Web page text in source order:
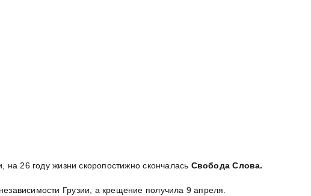
26 году жизни скоропостижно скончалась Свобода Слова.
Грузии, а крещение получила 9 апреля.